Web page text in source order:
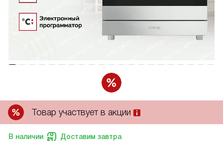
Товар участвует в акции
В наличии Доставим завтра